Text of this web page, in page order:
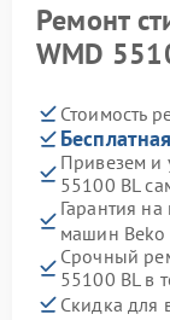
Ремонт
WMD
Стоимость
Привезем и
55100 BL
Гарантия
машин Beko
Срочный
55100 BL в
Скидка для